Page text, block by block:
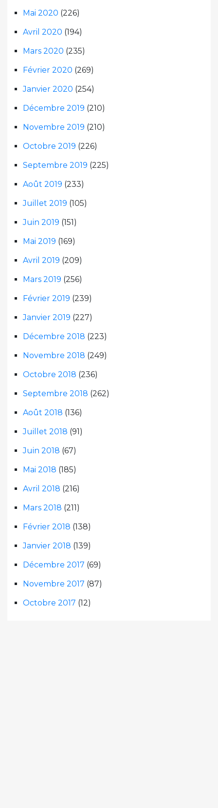
Mai 2020 (226)
Avril 2020 (194)
Mars 2020 (235)
Février 2020 (269)
Janvier 2020 (254)
Décembre 2019 (210)
Novembre 2019 (210)
Octobre 2019 (226)
Septembre 2019 (225)
Août 2019 (233)
Juillet 2019 (105)
Juin 2019 (151)
Mai 2019 (169)
Avril 2019 (209)
Mars 2019 (256)
Février 2019 (239)
Janvier 2019 (227)
Décembre 2018 (223)
Novembre 2018 (249)
Octobre 2018 (236)
Septembre 2018 (262)
Août 2018 (136)
Juillet 2018 (91)
Juin 2018 (67)
Mai 2018 (185)
Avril 2018 (216)
Mars 2018 (211)
Février 2018 (138)
Janvier 2018 (139)
Décembre 2017 (69)
Novembre 2017 (87)
Octobre 2017 (12)